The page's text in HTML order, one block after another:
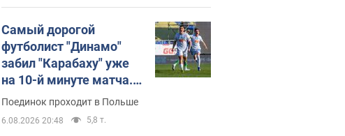
Самый дорогой
футболист "Динамо"
забил "Карабаху" уже
на 10-й минуте матча.
Видео
Поединок проходит в Польше
6.08.2026 20:48 5,8 т.